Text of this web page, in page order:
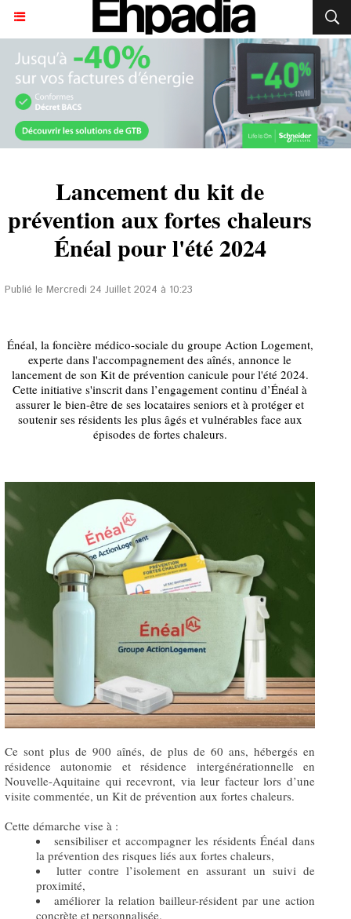
Lancement du kit de
prévention aux fortes chaleurs
Énéal pour l'été 2024
Publié le Mercredi 24 Juillet 2024 à 10:23
Énéal, la foncière médico-sociale du groupe Action Logement,
experte dans l'accompagnement des aînés, annonce le
lancement de son Kit de prévention canicule pour l'été 2024.
Cette initiative s'inscrit dans l’engagement continu d’Énéal à
assurer le bien-être de ses locataires seniors et à protéger et
soutenir ses résidents les plus âgés et vulnérables face aux
épisodes de fortes chaleurs.
Ce sont plus de 900 aînés, de plus de 60 ans, hébergés en
résidence autonomie et résidence intergénérationnelle en
Nouvelle-Aquitaine qui recevront, via leur facteur lors d’une
visite commentée, un Kit de prévention aux fortes chaleurs.
Cette démarche vise à :
sensibiliser et accompagner les résidents Énéal dans
la prévention des risques liés aux fortes chaleurs,
lutter contre l’isolement en assurant un suivi de
proximité,
améliorer la relation bailleur-résident par une action
concrète et personnalisée.